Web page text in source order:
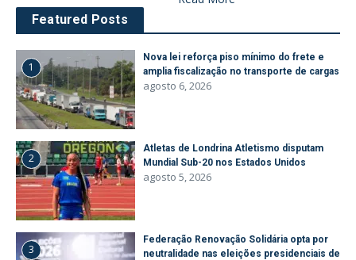
Featured Posts
1
Nova lei reforça piso mínimo do frete e
amplia fiscalização no transporte de cargas
agosto 6, 2026
2
Atletas de Londrina Atletismo disputam
Mundial Sub-20 nos Estados Unidos
agosto 5, 2026
3
Federação Renovação Solidária opta por
neutralidade nas eleições presidenciais de